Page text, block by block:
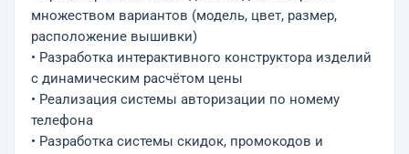
множеством вариантов (модель, цвет, размер,
расположение вышивки)
• Разработка интерактивного конструктора изделий
с динамическим расчётом цены
• Реализация системы авторизации по номему
телефона
• Разработка системы скидок, промокодов и